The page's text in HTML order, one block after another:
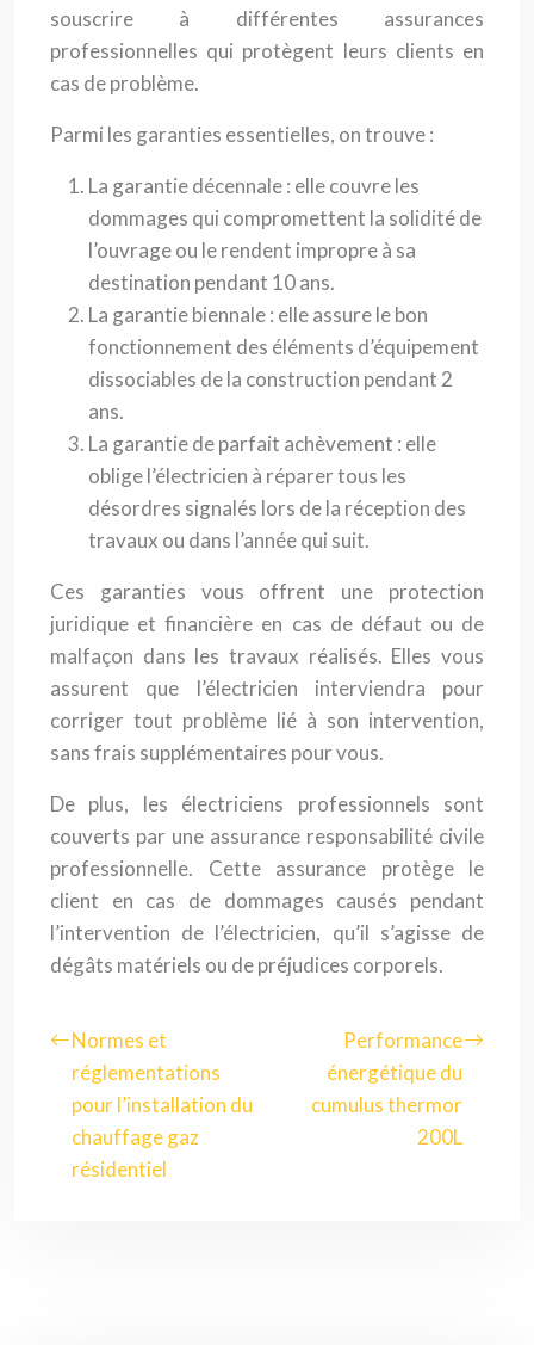
souscrire à différentes assurances
professionnelles qui protègent leurs clients en
cas de problème.
Parmi les garanties essentielles, on trouve :
La garantie décennale : elle couvre les
dommages qui compromettent la solidité de
l’ouvrage ou le rendent impropre à sa
destination pendant 10 ans.
La garantie biennale : elle assure le bon
fonctionnement des éléments d’équipement
dissociables de la construction pendant 2
ans.
La garantie de parfait achèvement : elle
oblige l’électricien à réparer tous les
désordres signalés lors de la réception des
travaux ou dans l’année qui suit.
Ces garanties vous offrent une protection
juridique et financière en cas de défaut ou de
malfaçon dans les travaux réalisés. Elles vous
assurent que l’électricien interviendra pour
corriger tout problème lié à son intervention,
sans frais supplémentaires pour vous.
De plus, les électriciens professionnels sont
couverts par une assurance responsabilité civile
professionnelle. Cette assurance protège le
client en cas de dommages causés pendant
l’intervention de l’électricien, qu’il s’agisse de
dégâts matériels ou de préjudices corporels.
Normes et
réglementations
pour l’installation du
chauffage gaz
résidentiel
Performance
énergétique du
cumulus thermor
200L